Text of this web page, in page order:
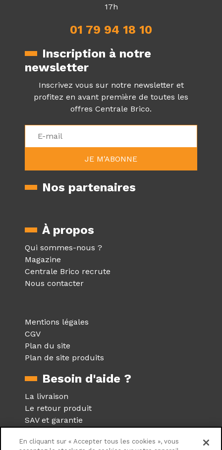
17h
01 79 94 18 10
Inscription à notre
newsletter
Inscrivez vous sur notre newsletter et
profitez en avant première de toutes les
offres Centrale Brico.
Nos partenaires
À propos
Qui sommes-nous ?
Magazine
Centrale Brico recrute
Nous contacter
Mentions légales
CGV
Plan du site
Plan de site produits
Besoin d'aide ?
La livraison
Le retour produit
SAV et garantie
En cliquant sur « Accepter tous les cookies », vous